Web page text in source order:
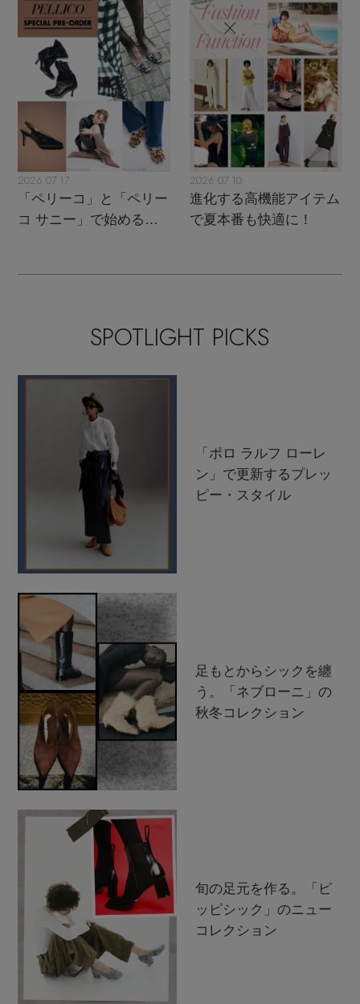
2026.07.17
「ペリーコ」と「ペリー
コ サニー」で始める秋
2026.07.10
進化する高機能アイテム
で夏本番も快適に！
SPOTLIGHT PICKS
「ポロ ラルフ ローレ
ン」で更新するプレッ
ピー・スタイル
足もとからシックを纏
う。「ネブローニ」の
秋冬コレクション
旬の足元を作る。「ピ
ッピシック」のニュー
コレクション